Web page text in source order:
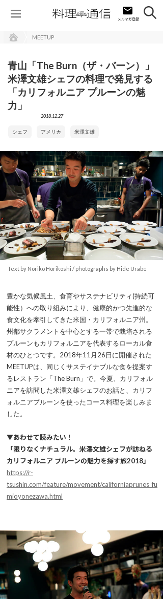
MEETUP
青山「The Burn（ザ・バーン）」
米澤文雄シェフの料理で発見する
「カリフォルニア プルーンの魅
力」
2018.12.27
シェフ アメリカ 米澤文雄
Text by Noriko Horikoshi / photographs by Hide Urabe
豊かな気候風土、食育やサステナビリティ(持続可
能性）への取り組みにより、健康的かつ先進的な
食文化を牽引してきた米国・カリフォルニア州。
州都サクラメントを中心とする一帯で栽培される
プルーンもカリフォルニアを代表するローカル食
材のひとつです。2018年11月26日に開催された
MEETUPは、同じくサステイナブルな食を提案す
るレストラン「The Burn」で。今夏、カリフォル
ニアを訪問した米澤文雄シェフのお話と、カリフ
ォルニアプルーンを使ったコース料理を楽しみま
した。
▼あわせて読みたい！
「限りなくナチュラル。米澤文雄シェフが訪ねる
カリフォルニア プルーンの魅力を探す旅2018」
https://r-
tsushin.com/feature/movement/californiaprunes_fu
mioyonezawa.html